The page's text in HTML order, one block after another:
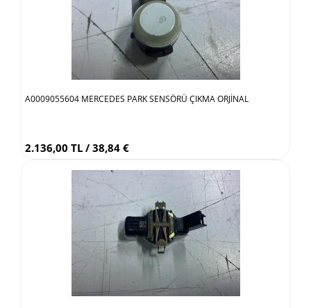
A0009055604 MERCEDES PARK SENSÖRÜ ÇIKMA ORJİNAL
2.136,00 TL / 38,84 €